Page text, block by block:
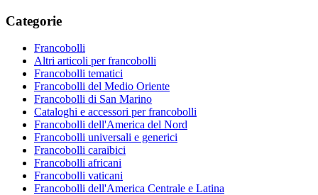
Categorie
Francobolli
Altri articoli per francobolli
Francobolli tematici
Francobolli del Medio Oriente
Francobolli di San Marino
Cataloghi e accessori per francobolli
Francobolli dell'America del Nord
Francobolli universali e generici
Francobolli caraibici
Francobolli africani
Francobolli vaticani
Francobolli dell'America Centrale e Latina